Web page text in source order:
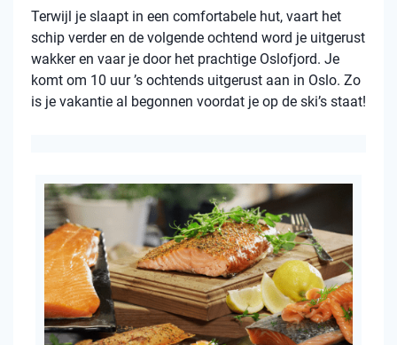
Terwijl je slaapt in een comfortabele hut, vaart het
schip verder en de volgende ochtend word je uitgerust
wakker en vaar je door het prachtige Oslofjord. Je
komt om 10 uur ’s ochtends uitgerust aan in Oslo. Zo
is je vakantie al begonnen voordat je op de ski’s staat!